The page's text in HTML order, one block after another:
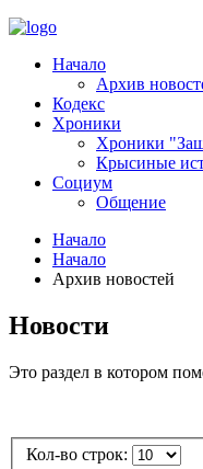
Начало
Архив
Кодекс
Хроники
Хроники
Крысиные
Социум
Общение
Начало
Начало
Архив новостей
Новости
Это раздел в котором
Кол-во строк: